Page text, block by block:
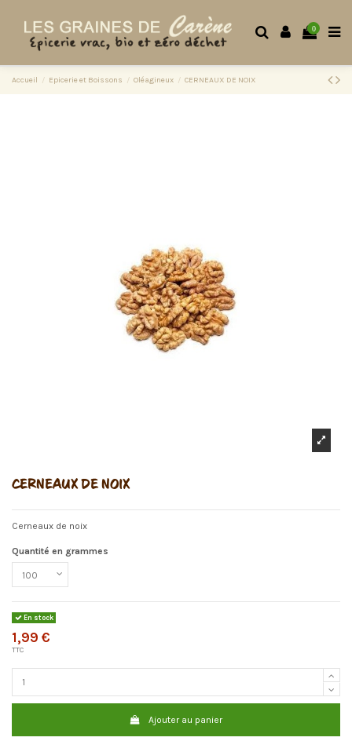
0
Accueil Epicerie et Boissons Oléagineux CERNEAUX DE NOIX
CERNEAUX DE NOIX
Cerneaux de noix
Quantité en grammes
En stock
1,99 €
TTC
Ajouter au panier